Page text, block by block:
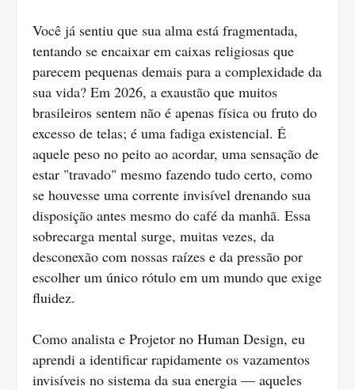
Você já sentiu que sua alma está fragmentada,
tentando se encaixar em caixas religiosas que
parecem pequenas demais para a complexidade da
sua vida? Em 2026, a exaustão que muitos
brasileiros sentem não é apenas física ou fruto do
excesso de telas; é uma fadiga existencial. É
aquele peso no peito ao acordar, uma sensação de
estar "travado" mesmo fazendo tudo certo, como
se houvesse uma corrente invisível drenando sua
disposição antes mesmo do café da manhã. Essa
sobrecarga mental surge, muitas vezes, da
desconexão com nossas raízes e da pressão por
escolher um único rótulo em um mundo que exige
fluidez.
Como analista e Projetor no Human Design, eu
aprendi a identificar rapidamente os vazamentos
invisíveis no sistema da sua energia — aqueles